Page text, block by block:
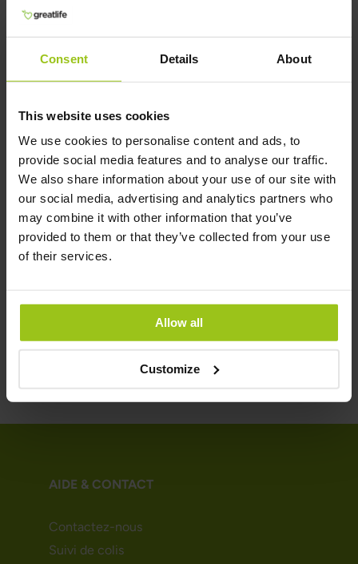
Consent Details About
This website uses cookies
We use cookies to personalise content and ads, to
provide social media features and to analyse our traffic.
We also share information about your use of our site with
our social media, advertising and analytics partners who
may combine it with other information that you’ve
provided to them or that they’ve collected from your use
of their services.
Allow all
Customize
Cuivre et Histamine
Le cuivre joue un rôle significatif dans le métabolisme de
l'histamine, une substance chimique impliquée dans la
provoquer des réactions allergiques et d'autres symptômes
tels que démangeaisons, éternuements et éruptions
cutanées. Le cuivre aide à dégrader l'histamine, ce qui
peut contribuer à réduire les niveaux d'histamine et les
symptômes associés. Par conséquent, des niveaux
adéquats de cuivre peuvent être bénéfiques pour les
personnes souffrant de conditions liées à l'histamine,
telles que les allergies, l'asthme et d'autres affections
d'histamine.
AIDE & CONTACT
Contactez-nous
Suivi de colis